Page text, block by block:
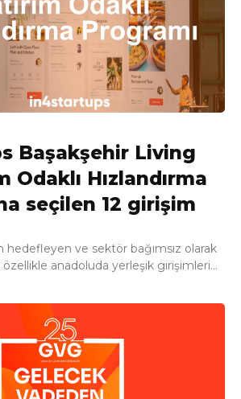
Başakşehir Living
Odaklı Hızlandırma
seçilen 12 girişim
hedefleyen ve sektör bağımsız olarak
anadoluda yerleşik girişimleri...